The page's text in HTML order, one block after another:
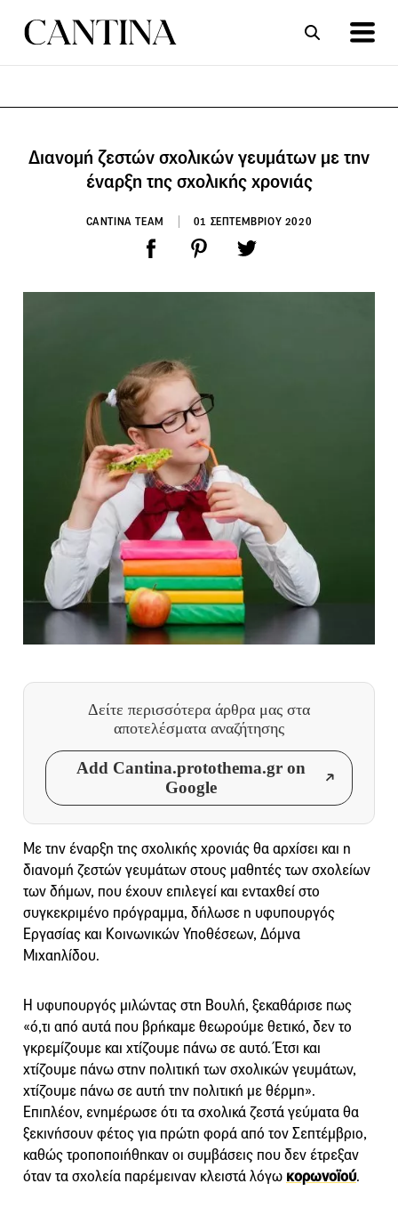
Διανομή ζεστών σχολικών γευμάτων με την
έναρξη της σχολικής χρονιάς
CANTINA TEAM 01 ΣΕΠΤΕΜΒΡΙΟΥ 2020
Δείτε περισσότερα άρθρα μας στα
αποτελέσματα αναζήτησης
Add Cantina.protothema.gr on
Google
Με την έναρξη της σχολικής χρονιάς θα αρχίσει και η
διανομή ζεστών γευμάτων στους μαθητές των σχολείων
των δήμων, που έχουν επιλεγεί και ενταχθεί στο
συγκεκριμένο πρόγραμμα, δήλωσε η υφυπουργός
Εργασίας και Κοινωνικών Υποθέσεων, Δόμνα
Μιχαηλίδου.
Η υφυπουργός μιλώντας στη Βουλή, ξεκαθάρισε πως
«ό,τι από αυτά που βρήκαμε θεωρούμε θετικό, δεν το
γκρεμίζουμε και χτίζουμε πάνω σε αυτό. Έτσι και
χτίζουμε πάνω στην πολιτική των σχολικών γευμάτων,
χτίζουμε πάνω σε αυτή την πολιτική με θέρμη».
Επιπλέον, ενημέρωσε ότι τα σχολικά ζεστά γεύματα θα
ξεκινήσουν φέτος για πρώτη φορά από τον Σεπτέμβριο,
καθώς τροποποιήθηκαν οι συμβάσεις που δεν έτρεξαν
όταν τα σχολεία παρέμειναν κλειστά λόγω κορωνοϊού.